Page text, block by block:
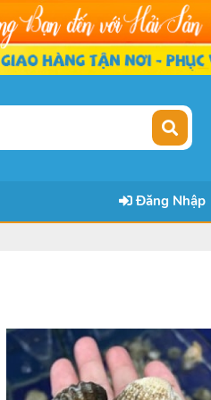
Đăng Nhập